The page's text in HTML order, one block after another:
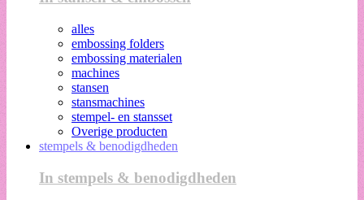
alles
embossing folders
embossing materialen
machines
stansen
stansmachines
stempel- en stansset
Overige producten
stempels & benodigdheden
In stempels & benodigdheden